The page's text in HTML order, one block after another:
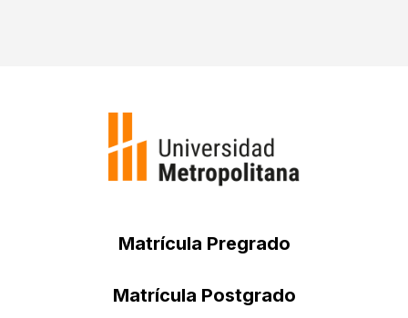
Matrícula Pregrado
Matrícula Postgrado